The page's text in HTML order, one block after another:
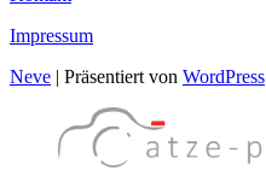
Impressum
Neve | Präsentiert von WordPress